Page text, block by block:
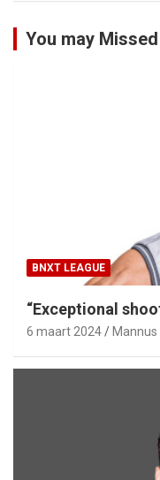
You may Missed
BNXT LEAGUE
“Exceptional
6 maart 2024